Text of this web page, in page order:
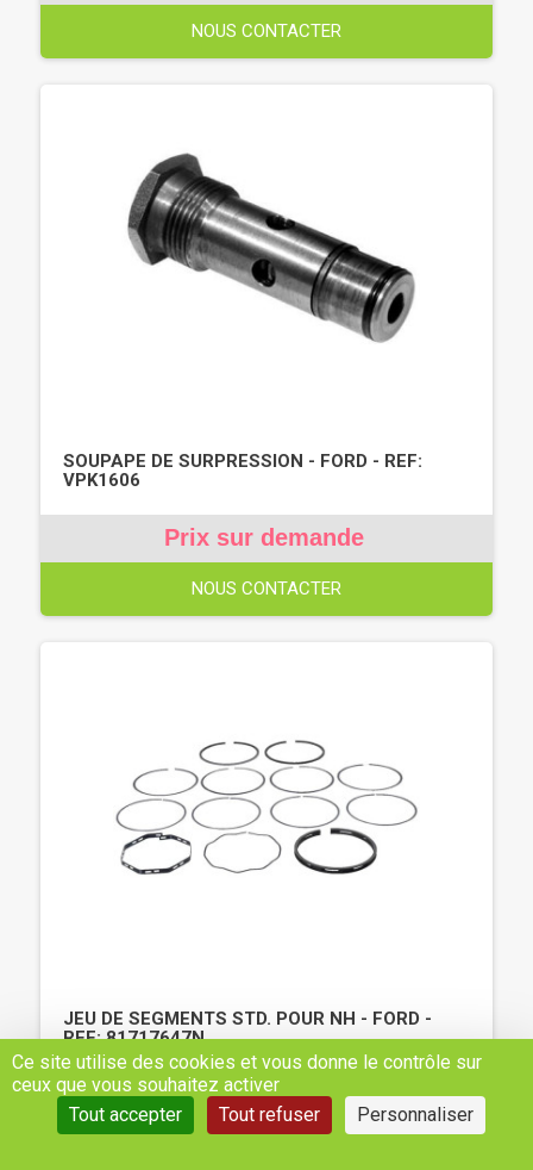
NOUS CONTACTER
SOUPAPE DE SURPRESSION - FORD - REF:
VPK1606
Prix sur demande
NOUS CONTACTER
JEU DE SEGMENTS STD. POUR NH - FORD -
REF: 81717647N
Prix sur demande
Ce site utilise des cookies et vous donne le contrôle sur
ceux que vous souhaitez activer
Tout accepter
Tout refuser Personnaliser